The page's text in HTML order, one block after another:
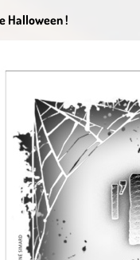
Halloween !